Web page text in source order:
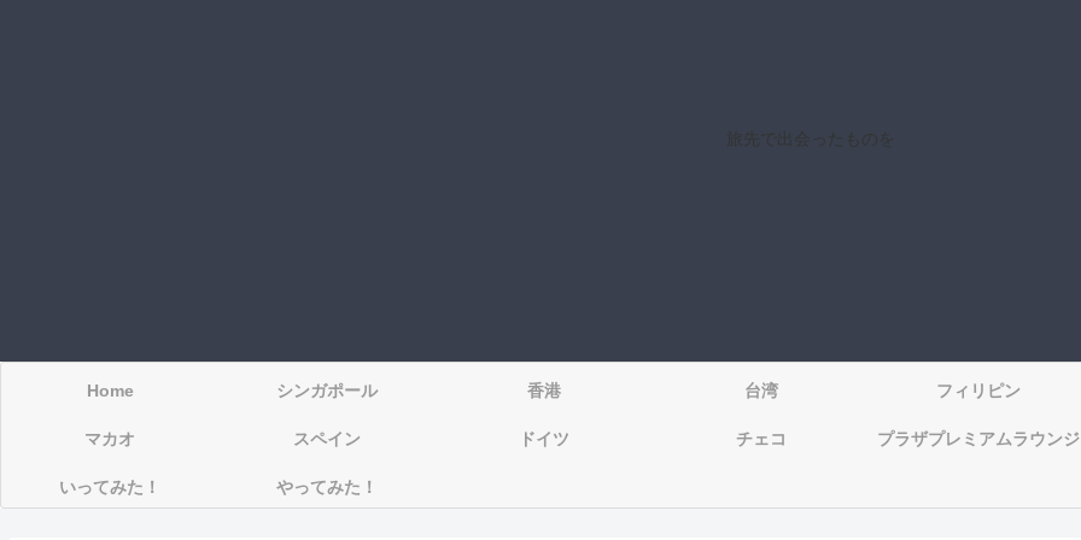
旅先で出会ったものを
Home シンガポール 香港 台湾 フィリピン
マカオ スペイン ドイツ チェコ プラザプレミアムラウンジ
いってみた！ やってみた！